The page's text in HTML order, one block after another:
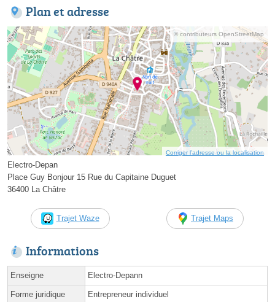
Plan et adresse
© contributeurs OpenStreetMap
Corriger l’adresse ou la localisation
Electro-Depan
Place Guy Bonjour 15 Rue du Capitaine Duguet
36400 La Châtre
Trajet Waze Trajet Maps
Informations
Enseigne Electro-Depann
Forme juridique Entrepreneur individuel